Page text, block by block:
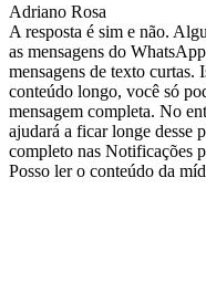
Adriano Rosa
A resposta é sim e não.
as mensagens do
mensagens de texto
conteúdo longo, você só
mensagem completa. No
ajudará a ficar longe desse
completo nas Notificações
Posso ler o conteúdo da